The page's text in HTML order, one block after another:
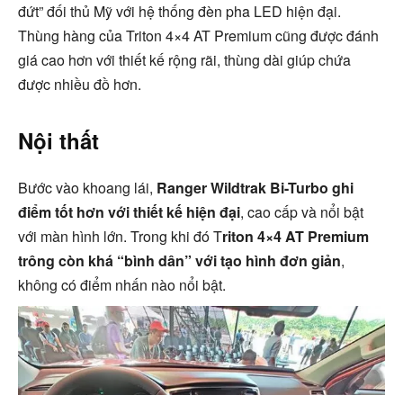
đứt” đối thủ Mỹ với hệ thống đèn pha LED hiện đại.
Thùng hàng của Triton 4×4 AT Premium cũng được đánh
giá cao hơn với thiết kế rộng rãi, thùng dài giúp chứa
được nhiều đồ hơn.
Nội thất
Bước vào khoang lái, Ranger Wildtrak Bi-Turbo ghi
điểm tốt hơn với thiết kế hiện đại, cao cấp và nổi bật
với màn hình lớn. Trong khi đó Triton 4×4 AT Premium
trông còn khá “bình dân” với tạo hình đơn giản,
không có điểm nhấn nào nổi bật.